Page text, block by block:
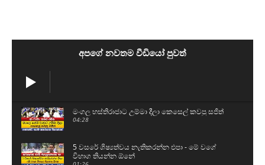
අපගේ නවතම වීඩියෝ පුවත්
මංගල හස්තිරාජාට උම්මා දීලා කෙසෙල් කවපු සජිත්
04:28
5 වසරේ ශිෂ්‍යත්වය නැතිකරන්න එපා - මේ වගේ
විභාග තියන්න ඕනේ